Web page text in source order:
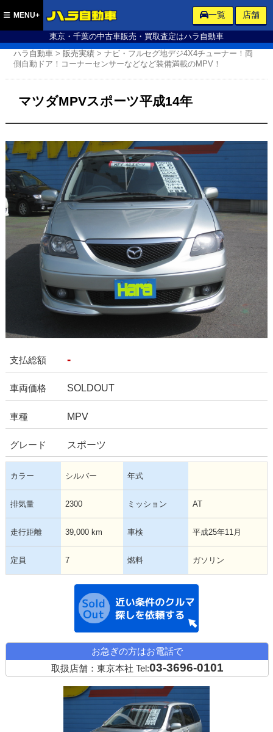
東京・千葉の中古車販売・買取査定はハラ自動車
MENU+ 一覧 店舗
ハラ自動車 >販売実績 >ナビ・フルセグ地デジ4X4チューナー！両
側自動ドア！コーナーセンサーなどなど装備満載のMPV！
マツダMPVスポーツ平成14年
支払総額 -
車両価格 SOLDOUT
車種 MPV
グレード スポーツ
カラー シルバー 年式
排気量 2300 ミッション AT
走行距離 39,000 km 車検 平成25年11月
定員 7 燃料 ガソリン
お急ぎの方はお電話で
取扱店舗：東京本社 Tel:03-3696-0101